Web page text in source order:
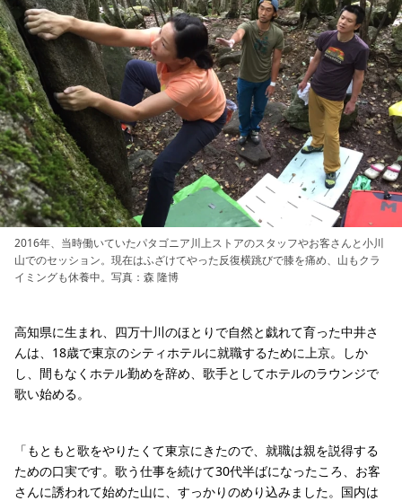
2016年、当時働いていたパタゴニア川上ストアのスタッフやお客さんと小川
山でのセッション。現在はふざけてやった反復横跳びで膝を痛め、山もクラ
イミングも休養中。写真：森 隆博
高知県に生まれ、四万十川のほとりで自然と戯れて育った中井さ
んは、18歳で東京のシティホテルに就職するために上京。しか
し、間もなくホテル勤めを辞め、歌手としてホテルのラウンジで
歌い始める。
「もともと歌をやりたくて東京にきたので、就職は親を説得する
ための口実です。歌う仕事を続けて30代半ばになったころ、お客
さんに誘われて始めた山に、すっかりのめり込みました。国内は